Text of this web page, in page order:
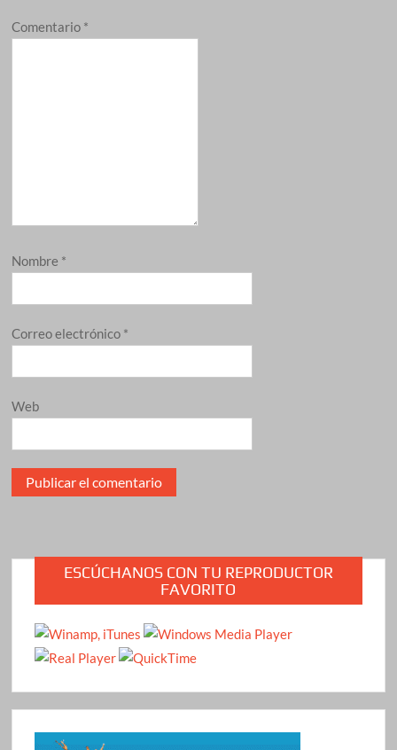
Comentario *
Nombre *
Correo electrónico *
Web
ESCÚCHANOS CON TU REPRODUCTOR
FAVORITO